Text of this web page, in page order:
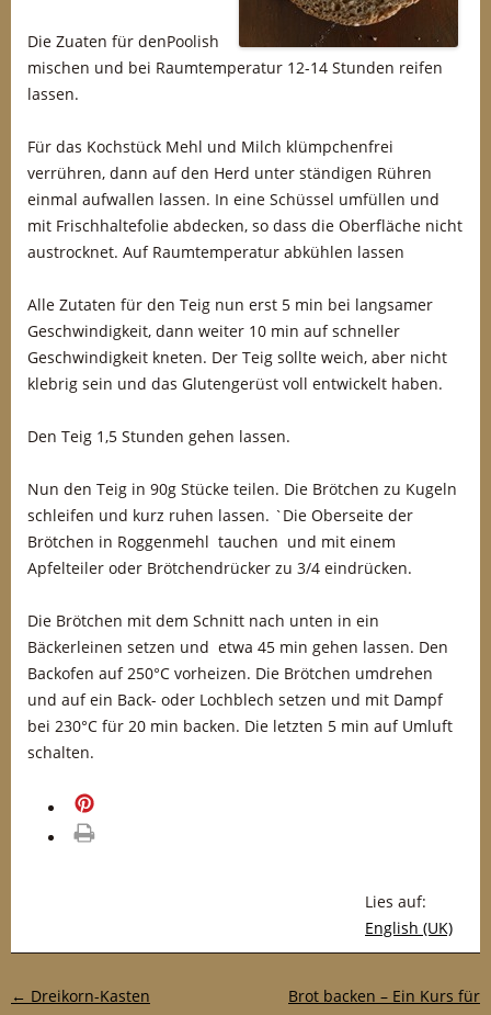
Die Zuaten für denPoolish
mischen und bei Raumtemperatur 12-14 Stunden reifen
lassen.
Für das Kochstück Mehl und Milch klümpchenfrei
verrühren, dann auf den Herd unter ständigen Rühren
einmal aufwallen lassen. In eine Schüssel umfüllen und
mit Frischhaltefolie abdecken, so dass die Oberfläche nicht
austrocknet. Auf Raumtemperatur abkühlen lassen
Alle Zutaten für den Teig nun erst 5 min bei langsamer
Geschwindigkeit, dann weiter 10 min auf schneller
Geschwindigkeit kneten. Der Teig sollte weich, aber nicht
klebrig sein und das Glutengerüst voll entwickelt haben.
Den Teig 1,5 Stunden gehen lassen.
Nun den Teig in 90g Stücke teilen. Die Brötchen zu Kugeln
schleifen und kurz ruhen lassen. `Die Oberseite der
Brötchen in Roggenmehl tauchen und mit einem
Apfelteiler oder Brötchendrücker zu 3/4 eindrücken.
Die Brötchen mit dem Schnitt nach unten in ein
Bäckerleinen setzen und etwa 45 min gehen lassen. Den
Backofen auf 250°C vorheizen. Die Brötchen umdrehen
und auf ein Back- oder Lochblech setzen und mit Dampf
bei 230°C für 20 min backen. Die letzten 5 min auf Umluft
schalten.
Lies auf:
English (UK)
Post-Navigation
← Dreikorn-Kasten
Brot backen – Ein Kurs für